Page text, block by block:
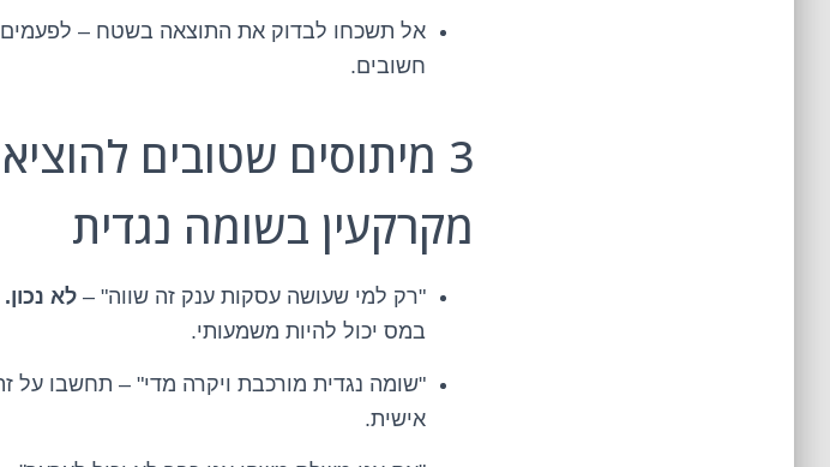
אל תשכחו לבדוק את התוצאה בשטח – לפעמים
חשובים.
3 מיתוסים שטובים
מקרקעין בשומה נגדית
"רק למי שעושה עסקות ענק זה שווה" – לא נכון.
במס יכול להיות משמעותי.
"שומה נגדית מורכבת ויקרה מדי" – תחשבו
אישית.